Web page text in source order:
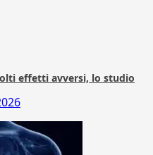
effetti avversi, lo studio